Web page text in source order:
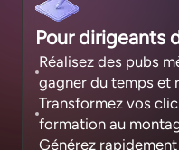
Pour dirigeants
Réalisez des pubs
gagner du temps et
Transformez vos
formation au
Générez